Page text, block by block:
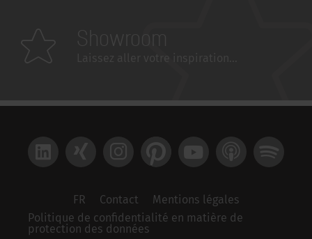
FR Contact
Mentions légales
Politique de confidentialité en matière de
protection des données
Pinterest